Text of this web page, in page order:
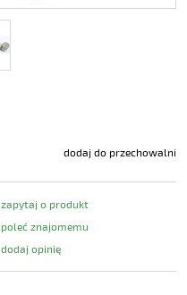
dodaj do przechowalni
zapytaj o produkt
poleć znajomemu
dodaj opinię